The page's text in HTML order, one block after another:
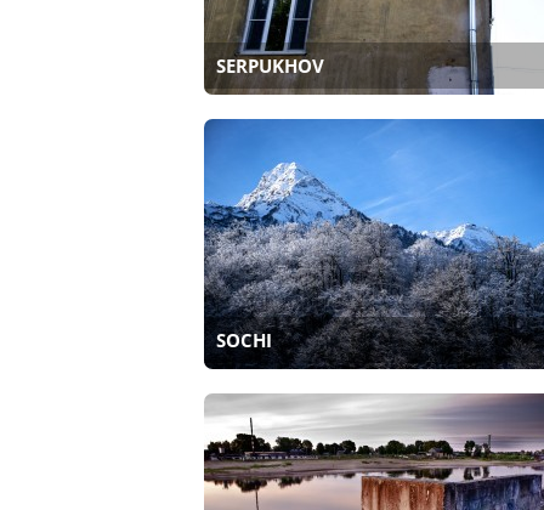
SERPUKHOV
SOCHI